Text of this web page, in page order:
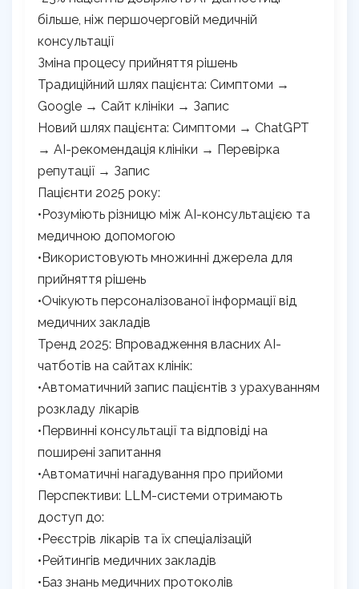
більше, ніж першочерговій медичній
консультації
Зміна процесу прийняття рішень
Традиційний шлях пацієнта: Симптоми →
Google → Сайт клініки → Запис
Новий шлях пацієнта: Симптоми → ChatGPT
→ AI-рекомендація клініки → Перевірка
репутації → Запис
Пацієнти 2025 року:
•Розуміють різницю між AI-консультацією та
медичною допомогою
•Використовують множинні джерела для
прийняття рішень
•Очікують персоналізованої інформації від
медичних закладів
Тренд 2025: Впровадження власних AI-
чатботів на сайтах клінік:
•Автоматичний запис пацієнтів з урахуванням
розкладу лікарів
•Первинні консультації та відповіді на
поширені запитання
•Автоматичні нагадування про прийоми
Перспективи: LLM-системи отримають
доступ до:
•Реєстрів лікарів та їх спеціалізацій
•Рейтингів медичних закладів
•Баз знань медичних протоколів